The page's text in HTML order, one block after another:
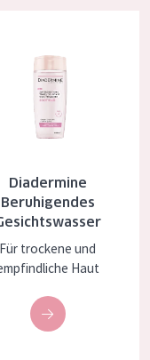
Diadermine
Beruhigendes
Für trockene und
Haut